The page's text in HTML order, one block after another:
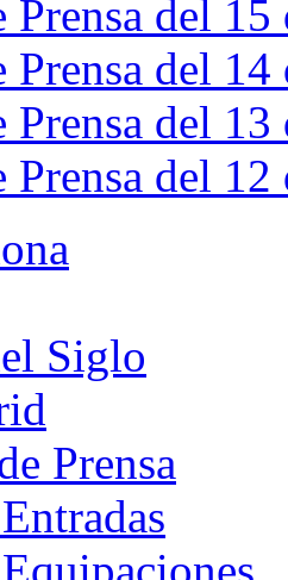
Prensa del
Prensa del
Prensa del
Prensa del
Siglo
Prensa